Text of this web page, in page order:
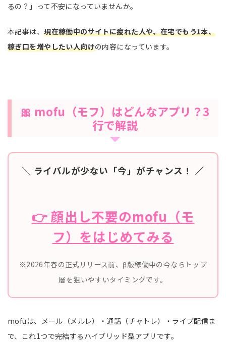
るの？」って不安になっていませんか。
本記事は、現在稼働中のサイトに疲れた人や、在宅でもう1本、
稼ぎ口を増やしたい人向けの内容になっています。
🎀 mofu（モフ）はどんなアプリ？3
行で解説
＼ ライバルが少ない「今」がチャンス！ ／
👉 顔出し不要のmofu（モ
フ）をはじめてみる
※2026年春の正式リリース前、β版稼働中の今ならトップ
層を狙いやすいタイミングです。
mofuは、メール（メルレ）・通話（チャトレ）・ライブ配信ま
で、これ1つで完結するハイブリッド型アプリです。